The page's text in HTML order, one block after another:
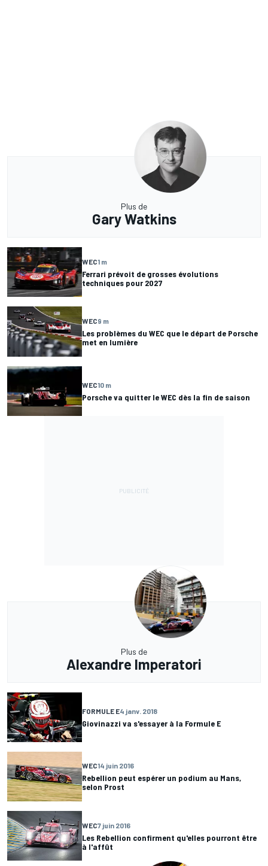
Plus de
Gary Watkins
WEC1 m
Ferrari prévoit de grosses évolutions
techniques pour 2027
WEC9 m
Les problèmes du WEC que le départ de Porsche
met en lumière
WEC10 m
Porsche va quitter le WEC dès la fin de saison
Plus de
Alexandre Imperatori
FORMULE E4 janv. 2018
Giovinazzi va s'essayer à la Formule E
WEC14 juin 2016
Rebellion peut espérer un podium au Mans,
selon Prost
WEC7 juin 2016
Les Rebellion confirment qu'elles pourront être
à l'affût